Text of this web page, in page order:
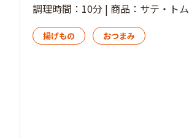
調理時間：10分 | 商品：サテ・トム
揚げもの おつまみ